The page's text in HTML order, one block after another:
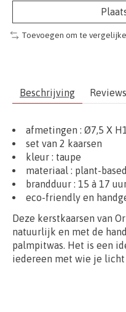
Toevoegen om te
Beschrijving
afmetingen : Ø7,5 X
set van 2 kaarsen
kleur : taupe
materiaal : plant-
brandduur : 15 à 17
eco-friendly en
Deze kerstkaarsen van
natuurlijk en met de
palmpitwas. Het is een
iedereen met wie je